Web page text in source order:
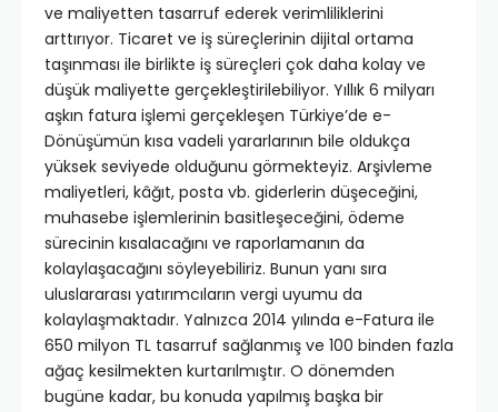
ve maliyetten tasarruf ederek verimliliklerini
arttırıyor. Ticaret ve iş süreçlerinin dijital ortama
taşınması ile birlikte iş süreçleri çok daha kolay ve
düşük maliyette gerçekleştirilebiliyor. Yıllık 6 milyarı
aşkın fatura işlemi gerçekleşen Türkiye’de e-
Dönüşümün kısa vadeli yararlarının bile oldukça
yüksek seviyede olduğunu görmekteyiz. Arşivleme
maliyetleri, kâğıt, posta vb. giderlerin düşeceğini,
muhasebe işlemlerinin basitleşeceğini, ödeme
sürecinin kısalacağını ve raporlamanın da
kolaylaşacağını söyleyebiliriz. Bunun yanı sıra
uluslararası yatırımcıların vergi uyumu da
kolaylaşmaktadır. Yalnızca 2014 yılında e-Fatura ile
650 milyon TL tasarruf sağlanmış ve 100 binden fazla
ağaç kesilmekten kurtarılmıştır. O dönemden
bugüne kadar, bu konuda yapılmış başka bir